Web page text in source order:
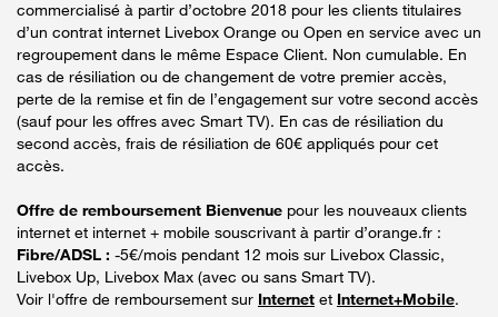
commercialisé à partir d’octobre 2018 pour les clients titulaires
d’un contrat internet Livebox Orange ou Open en service avec un
regroupement dans le même Espace Client. Non cumulable. En
cas de résiliation ou de changement de votre premier accès,
perte de la remise et fin de l’engagement sur votre second accès
(sauf pour les offres avec Smart TV). En cas de résiliation du
second accès, frais de résiliation de 60€ appliqués pour cet
accès.
Offre de remboursement Bienvenue pour les nouveaux clients
internet et internet + mobile souscrivant à partir d’orange.fr :
Fibre/ADSL : -5€/mois pendant 12 mois sur Livebox Classic,
Livebox Up, Livebox Max (avec ou sans Smart TV).
Voir l'offre de remboursement sur Internet et Internet+Mobile.